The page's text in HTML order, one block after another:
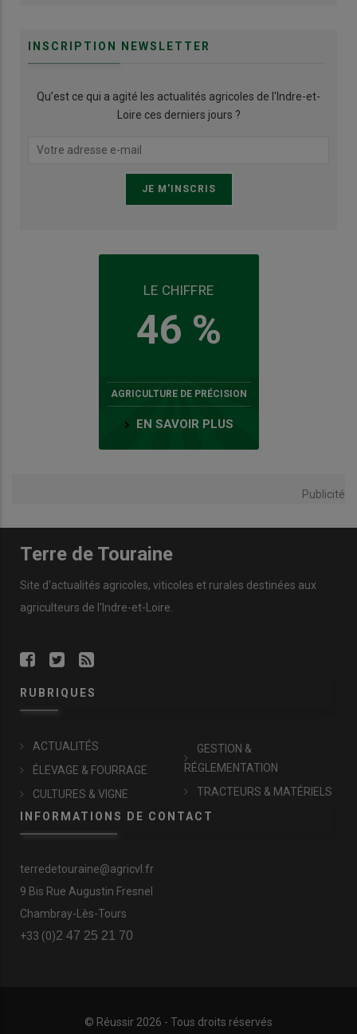
INSCRIPTION NEWSLETTER
Qu’est ce qui a agité les actualités agricoles de l'Indre-et-
Loire ces derniers jours ?
LE CHIFFRE
46 %
AGRICULTURE DE PRÉCISION
EN SAVOIR PLUS
Publicité
Terre de Touraine
Site d'actualités agricoles, viticoles et rurales destinées aux
agriculteurs de l'Indre-et-Loire.
RUBRIQUES
ACTUALITÉS
ÉLEVAGE & FOURRAGE
CULTURES & VIGNE
GESTION &
RÉGLEMENTATION
TRACTEURS & MATÉRIELS
INFORMATIONS DE CONTACT
terredetouraine@agricvl.fr
9 Bis Rue Augustin Fresnel
Chambray-Lès-Tours
+33 (0)2 47 25 21 70
© Réussir 2026 - Tous droits réservés